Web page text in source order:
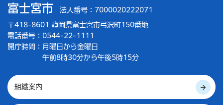
富士宮市 法人番号：7000020222071
〒418-8601 静岡県富士宮市弓沢町150番地
電話番号：0544-22-1111
開庁時間： 月曜日から金曜日
午前8時30分から午後5時15分
組織案内